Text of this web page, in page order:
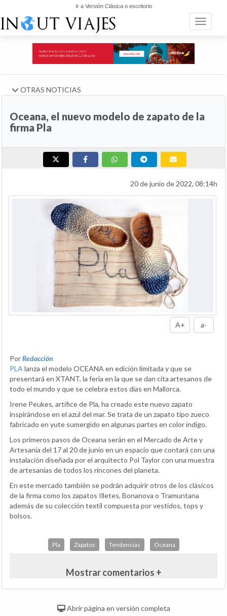
Ir a Versión Clásica o escritorio
Toggle
OTRAS NOTICIAS
Oceana, el nuevo modelo de zapato de la
firma Pla
20 de junio de 2022, 08:14h
A+ a-
PorRedacción
PLA lanza el modelo OCEANA en edición limitada y que se
presentará en XTANT, la feria en la que se dan cita artesanos de
todo el mundo y que se celebra estos días en Mallorca.
Irene Peukes, artífice de Pla, ha creado este nuevo zapato
inspirándose en el azul del mar. Se trata de un zapato tipo zueco
fabricado en yute sumergido en algunas partes en color índigo.
Los primeros pasos de Oceana serán en el Mercado de Arte y
Artesanía del 17 al 20 de junio en un espacio que contará con una
instalación diseñada por el arquitecto Pol Taylor con una muestra
de artesanías de todos los rincones del planeta.
En este mercado también se podrán adquirir otros de los clásicos
de la firma como los zapatos Illetes, Bonanova o Tramuntana
además de su colección textil compuesta por vestidos, tops y
bolsos.
Pla Zapatos Tendencias Oceana
Mostrar comentarios +
Abrir página en versión completa